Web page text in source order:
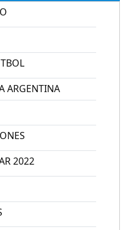
ARGENTINA
2022